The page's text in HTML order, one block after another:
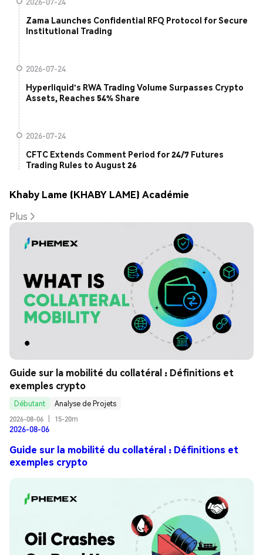
Zama Launches Confidential RFQ Protocol for Secure
Institutional Trading
2026-07-24
Hyperliquid's RWA Trading Volume Surpasses Crypto
Assets, Reaches 54% Share
2026-07-24
CFTC Extends Comment Period for 24/7 Futures
Trading Rules to August 26
Khaby Lame (KHABY LAME) Académie
Plus
Guide sur la mobilité du collatéral : Définitions et
exemples crypto
Débutant
Analyse de Projets
2026-08-06
15-20m
2026-08-06
Guide sur la mobilité du collatéral : Définitions et
exemples crypto